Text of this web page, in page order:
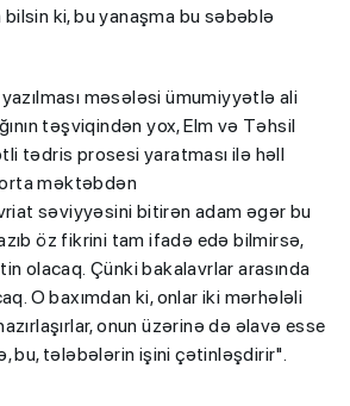
bilsin ki, bu yanaşma bu səbəblə
məsələsi ümumiyyətlə ali
təşviqindən yox, Elm və Təhsil
tədris prosesi yaratması ilə həll
orta məktəbdən
səviyyəsini bitirən adam əgər bu
öz fikrini tam ifadə edə bilmirsə,
olacaq. Çünki bakalavrlar arasında
O baxımdan ki, onlar iki mərhələli
onun üzərinə də əlavə esse
bu, tələbələrin işini çətinləşdirir".